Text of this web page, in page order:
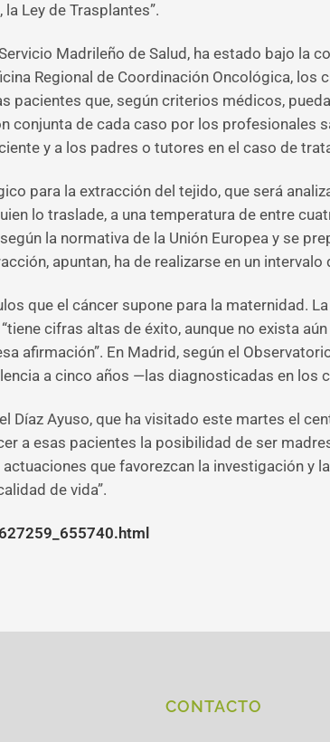
Ley de Trasplantes”.
Madrileño de Salud, ha estado bajo la
Regional de Coordinación Oncológica, los
pacientes que, según criterios médicos,
conjunta de cada caso por los profesionales
y a los padres o tutores en el caso de
para la extracción del tejido, que será
lo traslade, a una temperatura de entre
la normativa de la Unión Europea y se
apuntan, ha de realizarse en un intervalo
que el cáncer supone para la maternidad.
cifras altas de éxito, aunque no exista
afirmación”. En Madrid, según el
a cinco años —las diagnosticadas en los
Díaz Ayuso, que ha visitado este martes el
a esas pacientes la posibilidad de ser
que favorezcan la investigación y
de vida”.
CONTACTO